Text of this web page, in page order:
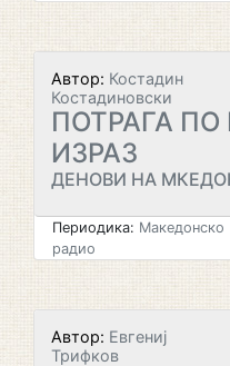
Автор: Костадин
Костадиновски
ПОТРАГА
ИЗРАЗ
ДЕНОВИ НА
Периодика: Македонско
радио
Автор: Евгениј
Трифков